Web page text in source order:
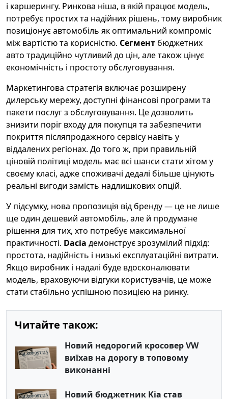
і каршерингу. Ринкова ніша, в якій працює модель,
потребує простих та надійних рішень, тому виробник
позиціонує автомобіль як оптимальний компроміс
між вартістю та корисністю. Сегмент бюджетних
авто традиційно чутливий до цін, але також цінує
економічність і простоту обслуговування.
Маркетингова стратегія включає розширену
дилерську мережу, доступні фінансові програми та
пакети послуг з обслуговування. Це дозволить
знизити поріг входу для покупця та забезпечити
покриття післяпродажного сервісу навіть у
віддалених регіонах. До того ж, при правильній
ціновій політиці модель має всі шанси стати хітом у
своєму класі, адже споживачі дедалі більше цінують
реальні вигоди замість надлишкових опцій.
У підсумку, нова пропозиція від бренду — це не лише
ще один дешевий автомобіль, але й продумане
рішення для тих, хто потребує максимальної
практичності. Dacia демонструє зрозумілий підхід:
простота, надійність і низькі експлуатаційні витрати.
Якщо виробник і надалі буде вдосконалювати
модель, враховуючи відгуки користувачів, це може
стати стабільно успішною позицією на ринку.
Читайте також:
Новий недорогий кросовер VW
виїхав на дорогу в топовому
виконанні
Новий бюджетник Kia став